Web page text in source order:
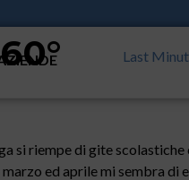
Last
si riempe di gite scolastiche
ed aprile mi sembra di